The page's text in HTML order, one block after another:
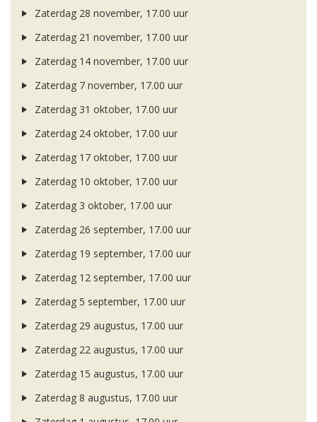
Zaterdag 28 november, 17.00 uur
Zaterdag 21 november, 17.00 uur
Zaterdag 14 november, 17.00 uur
Zaterdag 7 november, 17.00 uur
Zaterdag 31 oktober, 17.00 uur
Zaterdag 24 oktober, 17.00 uur
Zaterdag 17 oktober, 17.00 uur
Zaterdag 10 oktober, 17.00 uur
Zaterdag 3 oktober, 17.00 uur
Zaterdag 26 september, 17.00 uur
Zaterdag 19 september, 17.00 uur
Zaterdag 12 september, 17.00 uur
Zaterdag 5 september, 17.00 uur
Zaterdag 29 augustus, 17.00 uur
Zaterdag 22 augustus, 17.00 uur
Zaterdag 15 augustus, 17.00 uur
Zaterdag 8 augustus, 17.00 uur